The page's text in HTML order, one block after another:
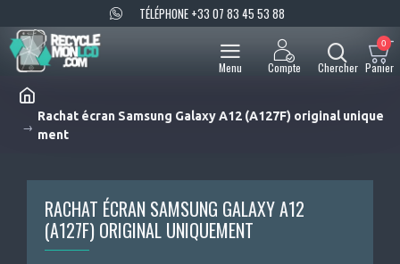
TÉLÉPHONE +33 07 83 45 53 88
0
Rachat écran Samsung Galaxy A12 (A127F) original unique
ment
RACHAT ÉCRAN SAMSUNG GALAXY A12
(A127F) ORIGINAL UNIQUEMENT